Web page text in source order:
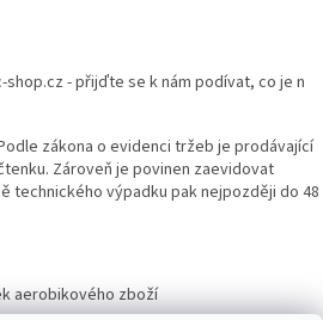
shop.cz - přijďte se k nám podívat, co je n
zákona o evidenci tržeb je prodávající
Zároveň je povinen zaevidovat
technického výpadku pak nejpozději do 48
aerobikového zboží